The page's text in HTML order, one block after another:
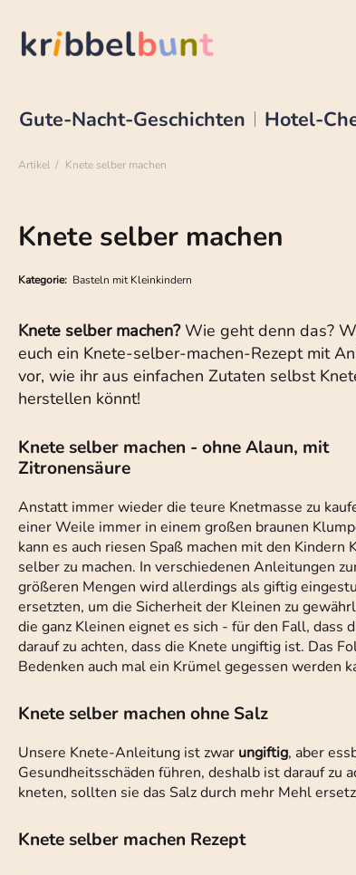
Gute-Nacht-Geschichten Hotel-
Artikel Knete selber machen
Knete selber machen
Kategorie: Basteln mit Kleinkindern
Knete selber machen?Wie geht denn das?
euch ein Knete-selber-machen-Rezept mit
vor, wie ihr aus einfachen Zutaten selbst
herstellen könnt!
Knete selber machen - ohne Alaun, mit
Zitronensäure
Anstatt immer wieder die teure Knetmasse zu
einer Weile immer in einem großen braunen
kann es auch riesen Spaß machen mit den Kindern
selber zu machen. In verschiedenen Anleitungen
größeren Mengen wird allerdings als giftig
ersetzten, um die Sicherheit der Kleinen zu
die ganz Kleinen eignet es sich - für den Fall,
darauf zu achten, dass die Knete ungiftig ist. Das
Bedenken auch mal ein Krümel gegessen werden
Knete selber machen ohne Salz
Unsere Knete-Anleitung ist zwar ungiftig, aber
Gesundheitsschäden führen, deshalb ist darauf zu
kneten, sollten sie das Salz durch mehr Mehl
Knete selber machen Rezept